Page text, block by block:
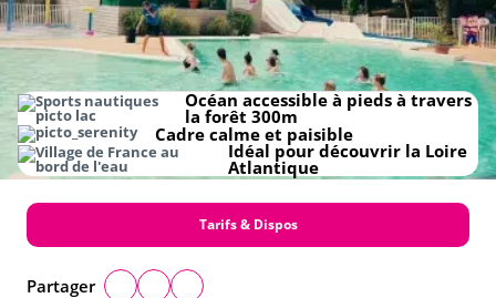
Océan accessible à pieds à travers
la forêt 300m
Cadre calme et paisible
Idéal pour découvrir la Loire
Atlantique
Tarifs & Dispos
Partager